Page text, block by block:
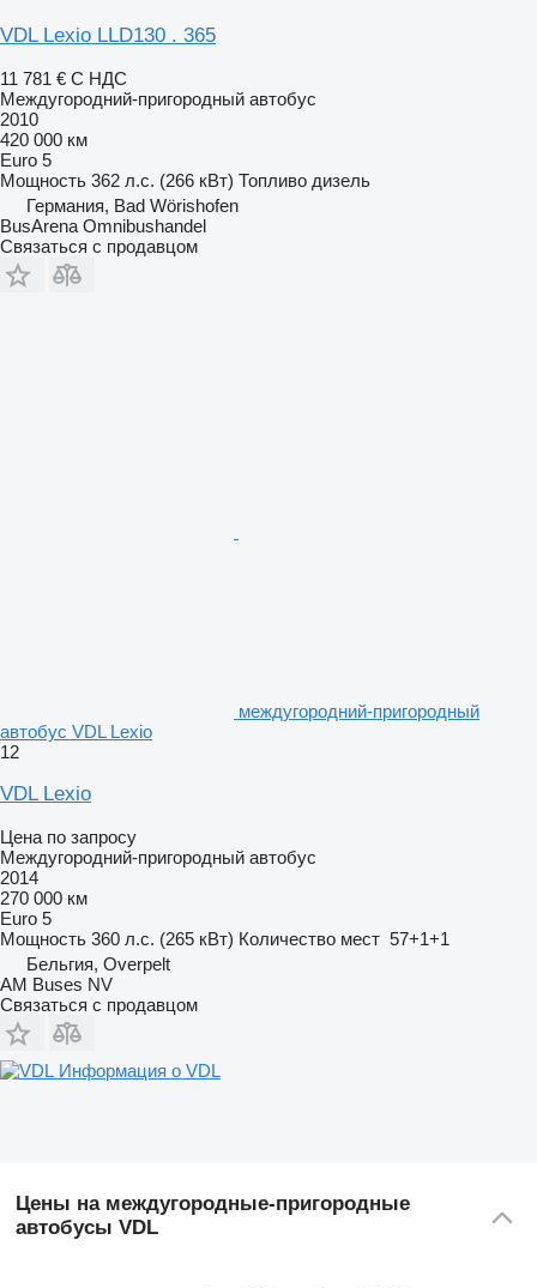
VDL Lexio LLD130 . 365
11 781 € С НДС
Междугородний-пригородный автобус
2010
420 000 км
Euro 5
Мощность 362 л.с. (266 кВт) Топливо дизель
Германия, Bad Wörishofen
BusArena Omnibushandel
Связаться с продавцом
междугородний-пригородный
автобус VDL Lexio
12
VDL Lexio
Цена по запросу
Междугородний-пригородный автобус
2014
270 000 км
Euro 5
Мощность 360 л.с. (265 кВт) Количество мест 57+1+1
Бельгия, Overpelt
AM Buses NV
Связаться с продавцом
Информация о VDL
Цены на междугородные-пригородные
автобусы VDL